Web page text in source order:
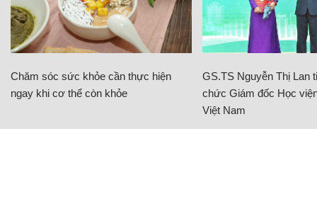
Chăm sóc sức khỏe cần thực hiện
ngay khi cơ thể còn khỏe
GS.TS Nguyễn Thị Lan
chức Giám đốc Học
Việt Nam